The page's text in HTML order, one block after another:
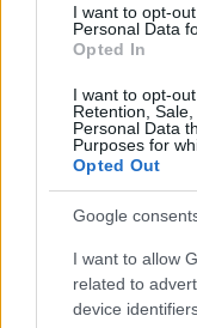
I want to opt-
Personal Data
Opted In
I want to opt-
Retention,
Personal Data
Purposes for
Opted Out
Google
I want to allow
related to
device
@Küzmös Béla:
Strózsák
kék sapkában
csajt ugyanis a
haverjai sem
megnézzék.
Az MT lehet,
terhére utaztatott
rá, de akkor is
keretet.